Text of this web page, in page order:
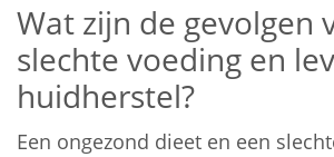
Wat zijn de gevolgen
slechte voeding en
huidherstel?
Een ongezond dieet en een